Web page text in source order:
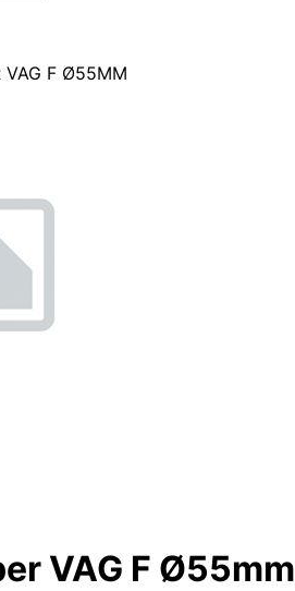
VAG F Ø55MM
VAG F Ø55mm